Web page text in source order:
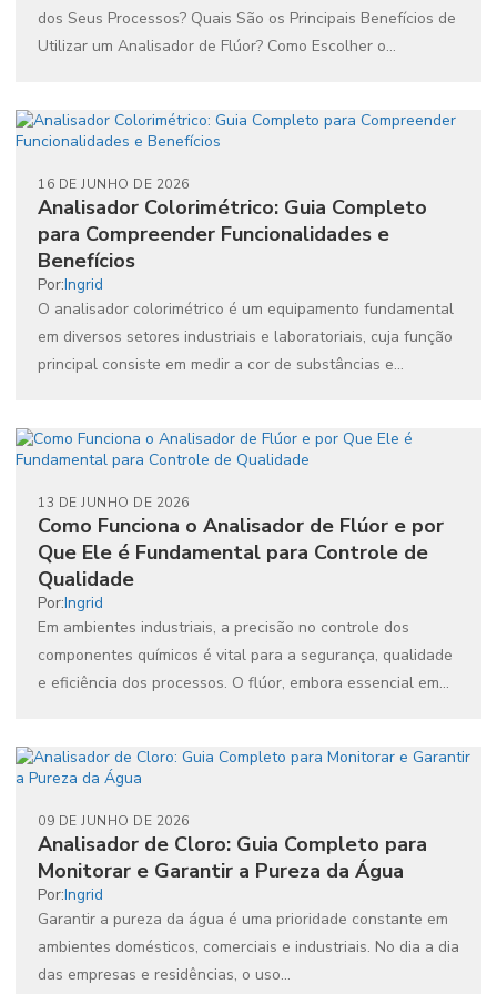
dos Seus Processos? Quais São os Principais Benefícios de
Utilizar um Analisador de Flúor? Como Escolher o
Analisador Colorimétrico: Guia Completo
para Compreender Funcionalidades e
Benefícios
16 DE JUNHO DE 2026
Por:Ingrid
O analisador colorimétrico é um equipamento fundamental
em diversos setores industriais e laboratoriais, cuja função
principal consiste em medir a cor de substâncias e
Como Funciona o Analisador de Flúor e por
Que Ele é Fundamental para Controle de
Qualidade
13 DE JUNHO DE 2026
Por:Ingrid
Em ambientes industriais, a precisão no controle dos
componentes químicos é vital para a segurança, qualidade
e eficiência dos processos. O flúor, embora essencial em...
Analisador de Cloro: Guia Completo para
Monitorar e Garantir a Pureza da Água
09 DE JUNHO DE 2026
Por:Ingrid
Garantir a pureza da água é uma prioridade constante em
ambientes domésticos, comerciais e industriais. No dia a dia
das empresas e residências, o uso...